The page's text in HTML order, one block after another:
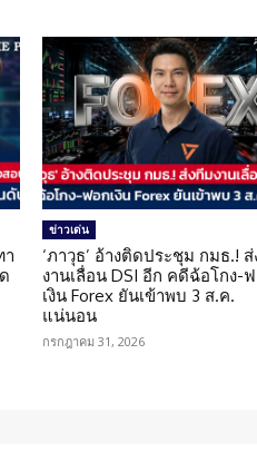
า
ข่าวเด่น
‘ภาวุธ’ อ้างติดประชุม กมธ.!
งานเลื่อน DSI อีก คดีฉ้อโกง-
เงิน Forex ยันเข้าพบ 3 ส.ค.
แน่นอน
กรกฎาคม 31, 2026